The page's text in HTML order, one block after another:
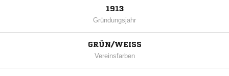
1913
Gründungsjahr
GRÜN/WEISS
Vereinsfarben